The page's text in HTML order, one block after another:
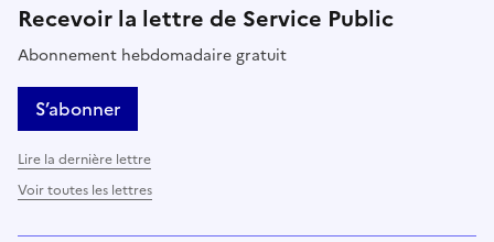
Recevoir la lettre de Service Public
Abonnement hebdomadaire gratuit
S’abonner
Lire la dernière lettre
Voir toutes les lettres